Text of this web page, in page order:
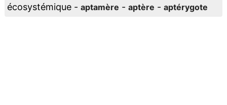
écosystémique - aptamère - aptère - aptérygote